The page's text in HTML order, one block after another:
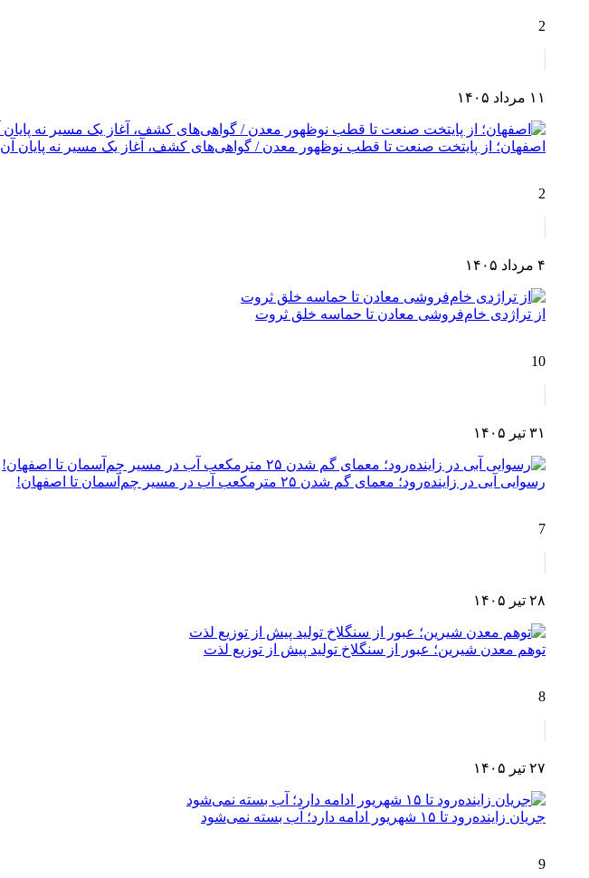
2
۱۱ مرداد ۱۴۰۵
اصفهان؛ از پایتخت صنعت تا قطب نوظهور معدن / گواهی‌های کشف، آغاز یک مسیر نه پایان آن
2
۴ مرداد ۱۴۰۵
از تراژدی خام‌فروشی معادن تا حماسه خلق ثروت
10
۳۱ تیر ۱۴۰۵
رسوایی آبی در زاینده‌رود؛ معمای گم شدن ۲۵ مترمکعب آب در مسیر چم‌آسمان تا اصفهان!
7
۲۸ تیر ۱۴۰۵
توهم معدن شیرین؛ عبور از سنگلاخ تولید پیش از توزیع لذت
8
۲۷ تیر ۱۴۰۵
جریان زاینده‌رود تا ۱۵ شهریور ادامه دارد؛ آب بسته نمی‌شود
9